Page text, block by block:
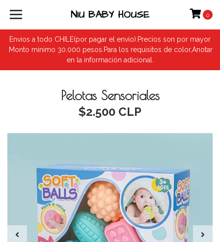
Envios a todo CHILE(por pagar el envio).Precios son por mayor
.Monto minimo 30.000 pesos.Para los requisitos de color,Anotar
en la información adicional.
NIU BABY HOUSE 0
Pelotas Sensoriales
$2.500 CLP